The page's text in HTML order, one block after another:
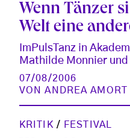
Wenn Tänzer
Welt eine
ImPulsTanz in
Mathilde Monnier
07/08/2006
VONANDREA AMORT
KRITIK / FESTIVAL